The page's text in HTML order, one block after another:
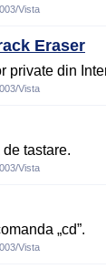
Vista
Eraser
private din
Vista
de tastare.
Vista
„cd”.
Vista